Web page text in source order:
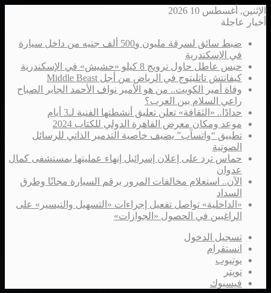
الإثنين, أغسطس 10 2026
أخبار عاجلة
ضبط سائق لسرقة مليون و500 ألف جنيه من داخل سيارة
في الإسكندرية
حبس عاطل حاول ترويج 8 كيلو «حشيش» في الإسكندرية
كيفانتش تاتليتوج في الرياض من أجل Middle Beast
وفاة أمير الكويت.. من هو الأمير نواف الأحمد الجابر الصباح
راعي السلام بين العرب؟
حدادًا.. «الثقافة» تعلن تعليق أنشطتها الفنية لـ3 أيام
موعد ومكان معرض القاهرة الدولي للكتاب 2024
تطبيق “واتسآب” يضيف خاصية التدمير الذاتي للرسائل
الصوتية
حماس ترد على إعلان إسرائيل إنهاء عمليتها بمستشفى كمال
عدوان
الآن.. استعلام مخالفات المرور برقم السيارة مجانًا وطرق
السداد
«الداخلية» تواصل تفعيل إجراءات «التسهيل والتيسير» على
الراغبين في الحصول «الجوازات»
تسجيل الدخول
انستقرام
يوتيوب
تويتر
فيسبوك